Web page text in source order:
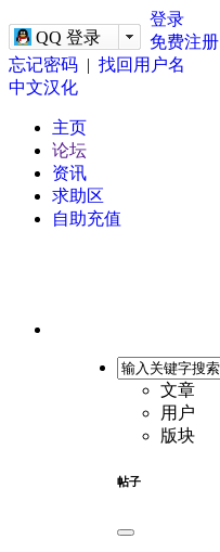
QQ 登录
登录
免费注册
忘记密码 | 找回用户名
中文汉化
主页
论坛
资讯
求助区
自助充值
文章
用户
版块
帖子